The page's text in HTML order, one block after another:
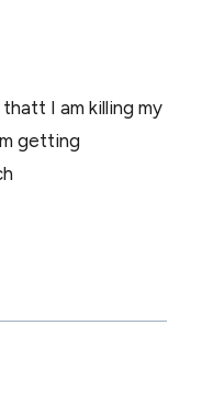
I am killing my
getting